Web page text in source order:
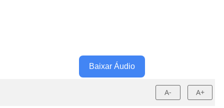
Baixar Áudio
A- A+